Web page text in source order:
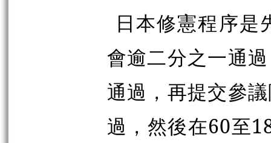
日本修憲程序是
會逾二分之一通
通過，再提交參
過，然後在60至